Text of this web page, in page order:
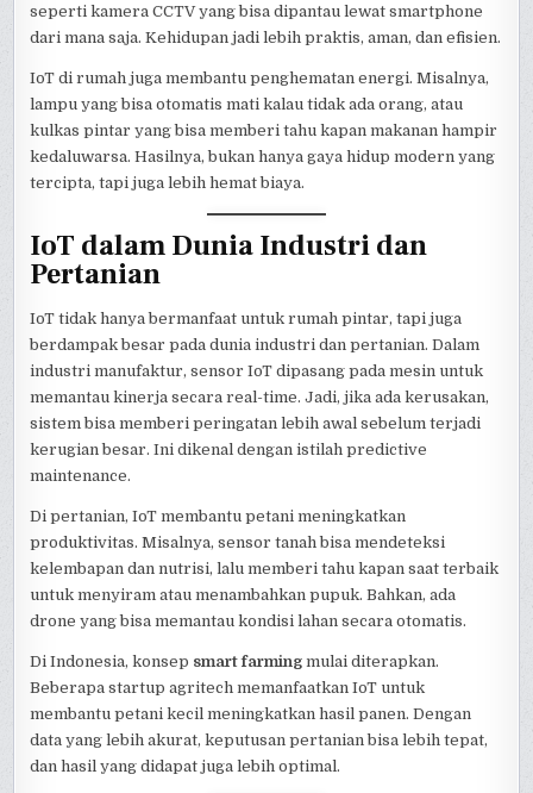
seperti kamera CCTV yang bisa dipantau lewat smartphone
dari mana saja. Kehidupan jadi lebih praktis, aman, dan efisien.
IoT di rumah juga membantu penghematan energi. Misalnya,
lampu yang bisa otomatis mati kalau tidak ada orang, atau
kulkas pintar yang bisa memberi tahu kapan makanan hampir
kedaluwarsa. Hasilnya, bukan hanya gaya hidup modern yang
tercipta, tapi juga lebih hemat biaya.
IoT dalam Dunia Industri dan
Pertanian
IoT tidak hanya bermanfaat untuk rumah pintar, tapi juga
berdampak besar pada dunia industri dan pertanian. Dalam
industri manufaktur, sensor IoT dipasang pada mesin untuk
memantau kinerja secara real-time. Jadi, jika ada kerusakan,
sistem bisa memberi peringatan lebih awal sebelum terjadi
kerugian besar. Ini dikenal dengan istilah predictive
maintenance.
Di pertanian, IoT membantu petani meningkatkan
produktivitas. Misalnya, sensor tanah bisa mendeteksi
kelembapan dan nutrisi, lalu memberi tahu kapan saat terbaik
untuk menyiram atau menambahkan pupuk. Bahkan, ada
drone yang bisa memantau kondisi lahan secara otomatis.
Di Indonesia, konsep smart farming mulai diterapkan.
Beberapa startup agritech memanfaatkan IoT untuk
membantu petani kecil meningkatkan hasil panen. Dengan
data yang lebih akurat, keputusan pertanian bisa lebih tepat,
dan hasil yang didapat juga lebih optimal.